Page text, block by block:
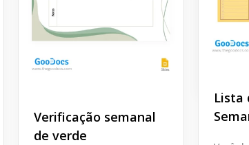
Verificação semanal
de verde
que
Lista